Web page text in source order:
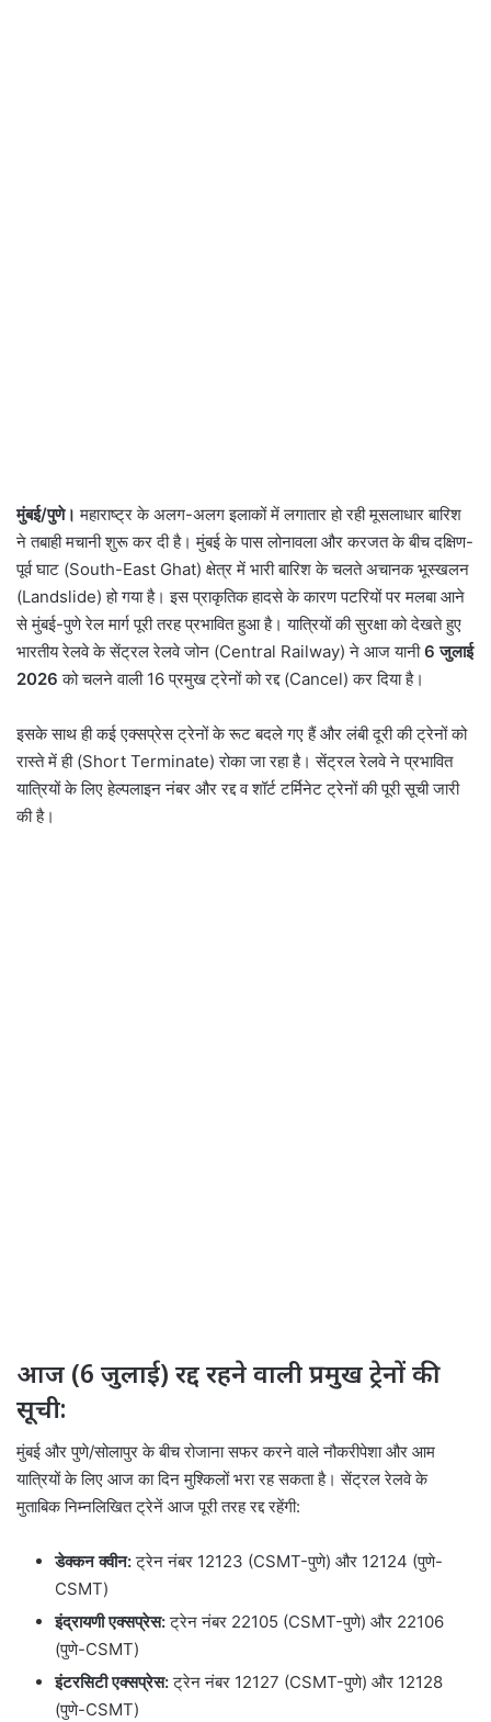
मुंबई/पुणे। महाराष्ट्र के अलग-अलग इलाकों में लगातार हो रही मूसलाधार बारिश
ने तबाही मचानी शुरू कर दी है। मुंबई के पास लोनावला और करजत के बीच दक्षिण-
पूर्व घाट (South-East Ghat) क्षेत्र में भारी बारिश के चलते अचानक भूस्खलन
(Landslide) हो गया है। इस प्राकृतिक हादसे के कारण पटरियों पर मलबा आने
से मुंबई-पुणे रेल मार्ग पूरी तरह प्रभावित हुआ है। यात्रियों की सुरक्षा को देखते हुए
भारतीय रेलवे के सेंट्रल रेलवे जोन (Central Railway) ने आज यानी6 जुलाई
2026 को चलने वाली 16 प्रमुख ट्रेनों को रद्द (Cancel) कर दिया है।
इसके साथ ही कई एक्सप्रेस ट्रेनों के रूट बदले गए हैं और लंबी दूरी की ट्रेनों को
रास्ते में ही (Short Terminate) रोका जा रहा है। सेंट्रल रेलवे ने प्रभावित
यात्रियों के लिए हेल्पलाइन नंबर और रद्द व शॉर्ट टर्मिनेट ट्रेनों की पूरी सूची जारी
की है।
आज (6 जुलाई) रद्द रहने वाली प्रमुख ट्रेनों की
सूची:
मुंबई और पुणे/सोलापुर के बीच रोजाना सफर करने वाले नौकरीपेशा और आम
यात्रियों के लिए आज का दिन मुश्किलों भरा रह सकता है। सेंट्रल रेलवे के
मुताबिक निम्नलिखित ट्रेनें आज पूरी तरह रद्द रहेंगी:
डेक्कन क्वीन:ट्रेन नंबर 12123 (CSMT-पुणे) और 12124 (पुणे-
CSMT)
इंद्रायणी एक्सप्रेस:ट्रेन नंबर 22105 (CSMT-पुणे) और 22106
(पुणे-CSMT)
इंटरसिटी एक्सप्रेस:ट्रेन नंबर 12127 (CSMT-पुणे) और 12128
(पुणे-CSMT)